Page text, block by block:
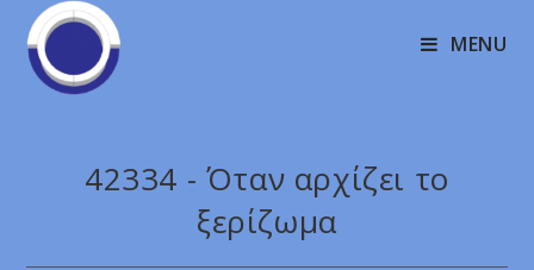
MENU
42334 - Όταν αρχίζει το
ξερίζωμα